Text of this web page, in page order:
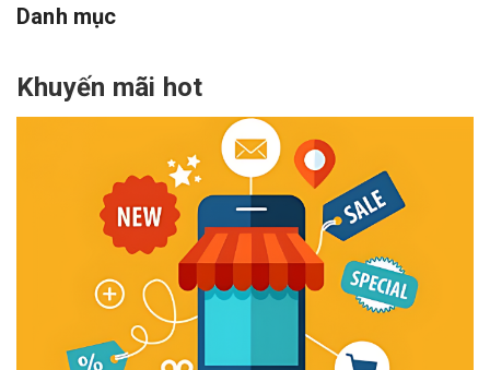
Danh mục
Khuyến mãi hot